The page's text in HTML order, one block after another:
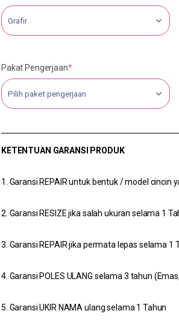
Pakat Pengerjaan*
KETENTUAN GARANSI PRODUK
1. Garansi REPAIR untuk bentuk / model cincin
2. Garansi RESIZE jika salah ukuran selama 1
3. Garansi REPAIR jika permata lepas selama 1
4. Garansi POLES ULANG selama 3 tahun
5. Garansi UKIR NAMA ulang selama 1 Tahun